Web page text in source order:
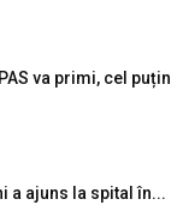
va primi, cel puțin
a ajuns la spital în...